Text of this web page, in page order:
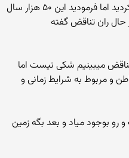
اییینجا هم گرچه کیلومتری حساب نکردید اما فرمودید این ۵۰ هزار سال
حال ران تناقض گفته
میبینیم شکی نیست اما
و مربوط به شرایط زمانی و
بوجود میاد و بعد بگه زمین